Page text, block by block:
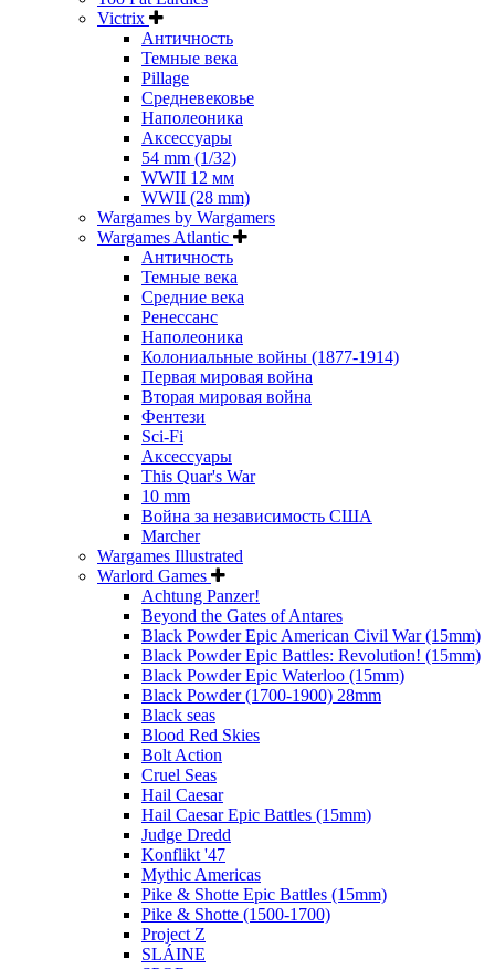
Victrix
Античность
Темные века
Pillage
Средневековье
Наполеоника
Аксессуары
54 mm (1/32)
WWII 12 мм
WWII (28 mm)
Wargames by Wargamers
Wargames Atlantic
Античность
Темные века
Средние века
Ренессанс
Наполеоника
Колониальные войны (1877-1914)
Первая мировая война
Вторая мировая война
Фентези
Sci-Fi
Аксессуары
This Quar's War
10 mm
Война за независимость США
Marcher
Wargames Illustrated
Warlord Games
Achtung Panzer!
Beyond the Gates of Antares
Black Powder Epic American Civil War (15mm)
Black Powder Epic Battles: Revolution! (15mm)
Black Powder Epic Waterloo (15mm)
Black Powder (1700-1900) 28mm
Black seas
Blood Red Skies
Bolt Action
Cruel Seas
Hail Caesar
Hail Caesar Epic Battles (15mm)
Judge Dredd
Konflikt '47
Mythic Americas
Pike & Shotte Epic Battles (15mm)
Pike & Shotte (1500-1700)
Project Z
SLÁINE